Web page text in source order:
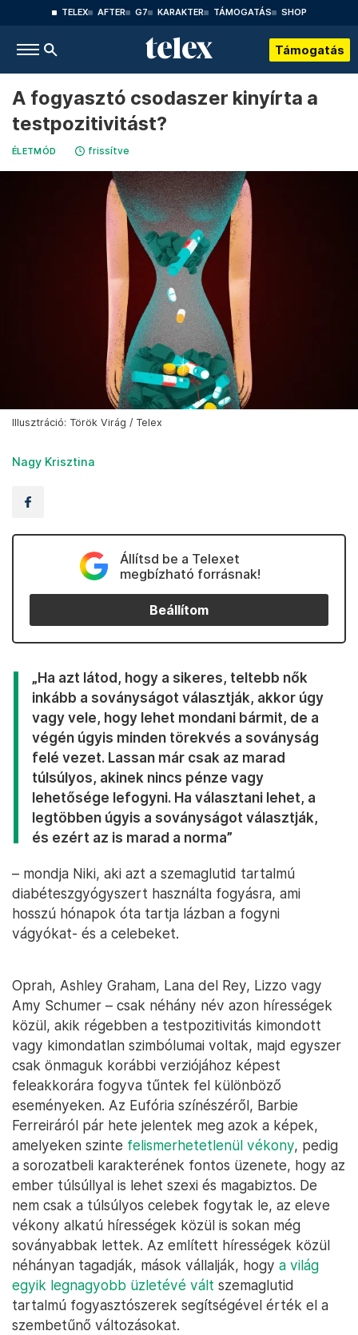
TELEX AFTER G7 KARAKTER TÁMOGATÁS SHOP
Támogatás
A fogyasztó csodaszer kinyírta a
testpozitivitást?
ÉLETMÓD frissítve
Illusztráció: Török Virág / Telex
Nagy Krisztina
Állítsd be a Telexet
megbízható forrásnak!
Beállítom
„Ha azt látod, hogy a sikeres, teltebb nők
inkább a soványságot választják, akkor úgy
vagy vele, hogy lehet mondani bármit, de a
végén úgyis minden törekvés a soványság
felé vezet. Lassan már csak az marad
túlsúlyos, akinek nincs pénze vagy
lehetősége lefogyni. Ha választani lehet, a
legtöbben úgyis a soványságot választják,
és ezért az is marad a norma”
– mondja Niki, aki azt a szemaglutid tartalmú
diabéteszgyógyszert használta fogyásra, ami
hosszú hónapok óta tartja lázban a fogyni
vágyókat- és a celebeket.
Oprah, Ashley Graham, Lana del Rey, Lizzo vagy
Amy Schumer – csak néhány név azon hírességek
közül, akik régebben a testpozitivitás kimondott
vagy kimondatlan szimbólumai voltak, majd egyszer
csak önmaguk korábbi verziójához képest
feleakkorára fogyva tűntek fel különböző
eseményeken. Az Eufória színészéről, Barbie
Ferreiráról pár hete jelentek meg azok a képek,
amelyeken szinte felismerhetetlenül vékony, pedig
a sorozatbeli karakterének fontos üzenete, hogy az
ember túlsúllyal is lehet szexi és magabiztos. De
nem csak a túlsúlyos celebek fogytak le, az eleve
vékony alkatú hírességek közül is sokan még
soványabbak lettek. Az említett hírességek közül
néhányan tagadják, mások vállalják, hogy a világ
egyik legnagyobb üzletévé vált szemaglutid
tartalmú fogyasztószerek segítségével érték el a
szembetűnő változásokat.